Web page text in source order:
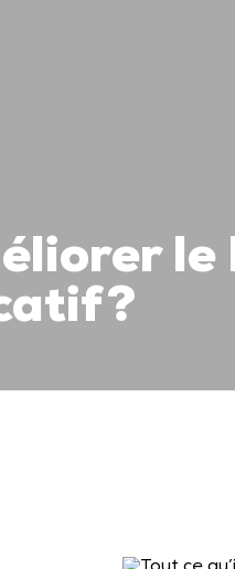
le
?